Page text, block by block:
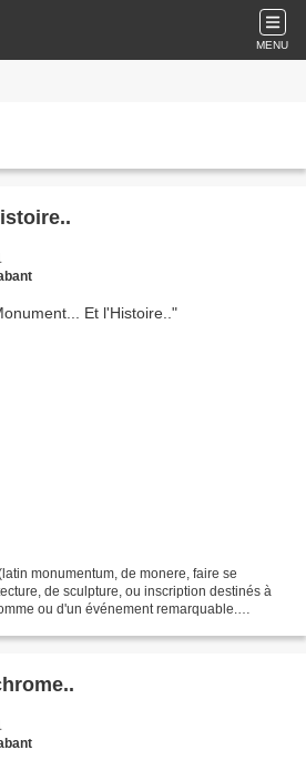
MENU
monumentum, de monere, faire se
de sculpture, ou inscription destinés à
ou d'un événement remarquable.